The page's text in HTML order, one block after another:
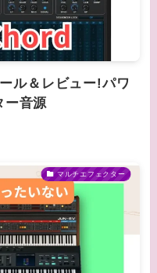
ル＆レビュー!パワ
ー音源
マルチエフェクター